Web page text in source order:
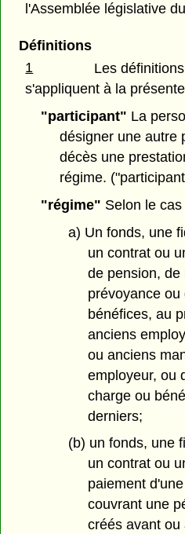
l'Assemblée législative
Définitions
1
Les
s'appliquent à la
"participant" La
désigner une autre
décès une
régime.
"régime" Selon le cas
a) Un fonds, une
un contrat ou
de pension, de
prévoyance
bénéfices, au
anciens
ou anciens
employeur, ou
charge ou
derniers;
(b) un fonds, une
un contrat ou
paiement
couvrant une
créés avant ou